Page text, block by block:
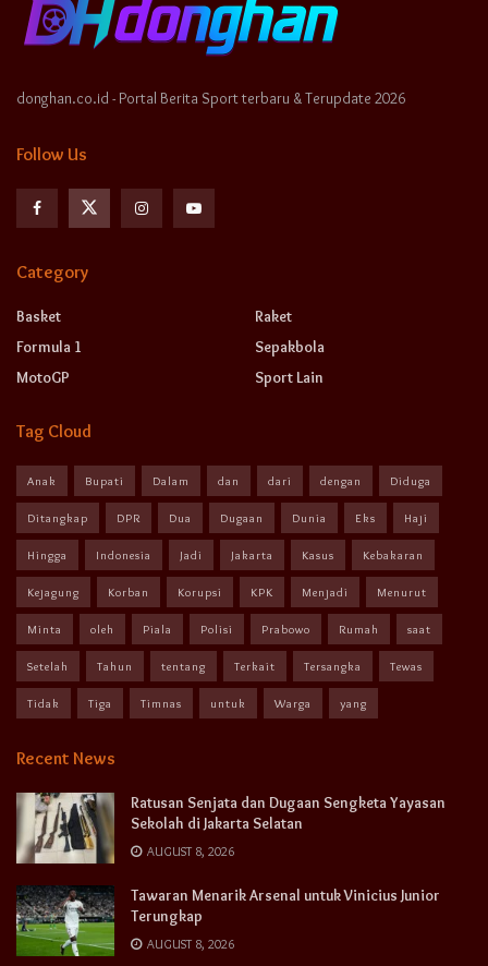
donghan.co.id - Portal Berita Sport terbaru & Terupdate 2026
Follow Us
Category
Basket
Formula 1
MotoGP
Raket
Sepakbola
Sport Lain
Tag Cloud
Anak Bupati Dalam dan dari dengan Diduga
Ditangkap DPR Dua Dugaan Dunia Eks Haji
Hingga Indonesia Jadi Jakarta Kasus Kebakaran
Kejagung Korban Korupsi KPK Menjadi Menurut
Minta oleh Piala Polisi Prabowo Rumah saat
Setelah Tahun tentang Terkait Tersangka Tewas
Tidak Tiga Timnas untuk Warga yang
Recent News
Ratusan Senjata dan Dugaan Sengketa Yayasan
Sekolah di Jakarta Selatan
AUGUST 8, 2026
Tawaran Menarik Arsenal untuk Vinicius Junior
Terungkap
AUGUST 8, 2026